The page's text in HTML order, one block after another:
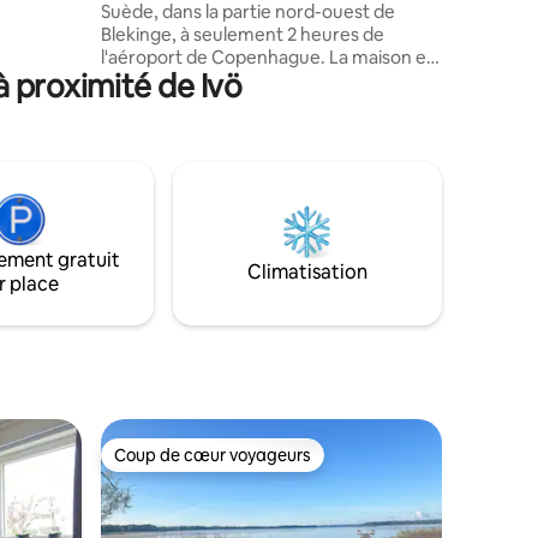
Suède, dans la partie nord-ouest de
Blekinge, à seulement 2 heures de
l'aéroport de Copenhague. La maison est
une maison suédoise rouge classique
avec vue sur deux lacs et rien d'autre
bains moderne. Vous avez accès à votre
propre quai avec bateau à rames, kayak
et baignade. Vous y trouverez de
nombreuses possibilités pour aller à la
élans ou des cerfs près de la maison.
proximité de Ivö
gratuit
place
Climatisation
Coup de cœur voyageurs
Coup de cœur voyageurs